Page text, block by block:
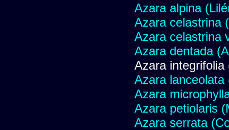
Azara alpina
Azara celastrina
Azara celastrina
Azara dentada
Azara integrifolia
Azara lanceolata
Azara
Azara petiolaris
Azara serrata